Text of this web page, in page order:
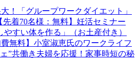
！「グループワークダイエット」
先着70名様：無料】妊活セミナー
やすい体を作る」（お土産付き）
費無料】小室淑恵氏のワークライフ
”共働き夫婦を応援！家事時短の秘